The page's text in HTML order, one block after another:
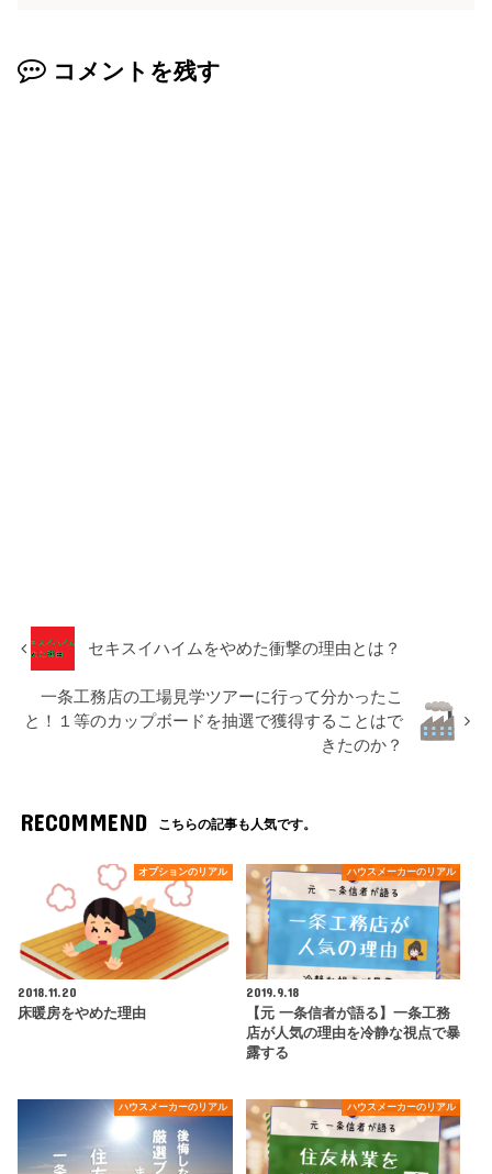
コメントを残す
セキスイハイムをやめた衝撃の理由とは？
一条工務店の工場見学ツアーに行って分かったこ
と！１等のカップボードを抽選で獲得することはで
きたのか？
RECOMMEND こちらの記事も人気です。
オプションのリアル
2018.11.20
床暖房をやめた理由
ハウスメーカーのリアル
2019.9.18
【元 一条信者が語る】一条工務
店が人気の理由を冷静な視点で暴
露する
ハウスメーカーのリアル ハウスメーカーのリアル